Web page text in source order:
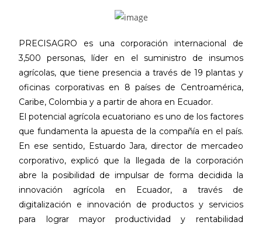
PRECISAGRO es una corporación internacional de
3,500 personas, líder en el suministro de insumos
agrícolas, que tiene presencia a través de 19 plantas y
oficinas corporativas en 8 países de Centroamérica,
Caribe, Colombia y a partir de ahora en Ecuador.
El potencial agrícola ecuatoriano es uno de los factores
que fundamenta la apuesta de la compañía en el país.
En ese sentido, Estuardo Jara, director de mercadeo
corporativo, explicó que la llegada de la corporación
abre la posibilidad de impulsar de forma decidida la
innovación agrícola en Ecuador, a través de
digitalización e innovación de productos y servicios
para lograr mayor productividad y rentabilidad